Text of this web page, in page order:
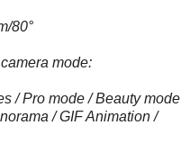
80°
mode:
/ Pro mode / Beauty mode
/ GIF Animation /